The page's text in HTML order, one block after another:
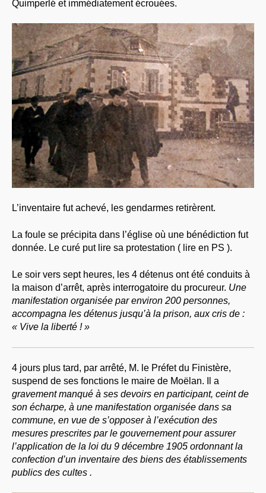
Quimperlé et immédiatement écrouées.
L’inventaire fut achevé, les gendarmes retirèrent.
La foule se précipita dans l’église où une bénédiction fut
donnée. Le curé put lire sa protestation ( lire en PS ).
Le soir vers sept heures, les 4 détenus ont été conduits à
la maison d’arrêt, après interrogatoire du procureur. Une
manifestation organisée par environ 200 personnes,
accompagna les détenus jusqu’à la prison, aux cris de :
« Vive la liberté ! »
4 jours plus tard, par arrêté, M. le Préfet du Finistère,
suspend de ses fonctions le maire de Moëlan. Il a
gravement manqué à ses devoirs en participant, ceint de
son écharpe, à une manifestation organisée dans sa
commune, en vue de s’opposer à l’exécution des
mesures prescrites par le gouvernement pour assurer
l’application de la loi du 9 décembre 1905 ordonnant la
confection d’un inventaire des biens des établissements
publics des cultes .